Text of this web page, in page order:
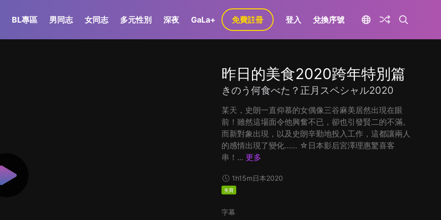
BL專區 男同志 女同志 多元性別 深夜 GaLa+ 免費註冊 登入 兌換序號
昨日的美食2020跨年特別篇
きのう何食べた？正月スペシャル2020
某天，史朗一直仰慕的女偶像三谷麻美居然出現在眼
前！雖然這場面令他興奮不已，卻也引發賢二的不滿。
而新對象出現，以及史朗辛勤地投入工作，這都讓兩人
的感情出現了變化…… ☆日本影后宮澤理惠驚喜客
串！... 更多
1h15m日本2020
免費
字幕